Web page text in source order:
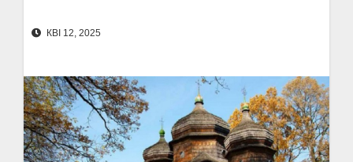
КВІ 12, 2025